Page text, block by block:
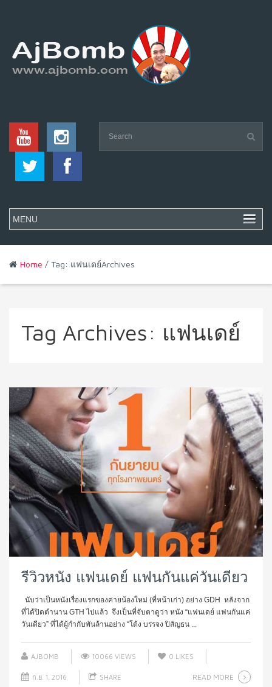
Home / Tag: แฟนเดย์Archives
Tag Archives: แฟนเดย์
รีวิวหนัง แฟนเดย์ แฟนกันแค่วันเดียว
นับว่าเป็นหนังเรื่องแรกของค่ายน้องใหม่ (ที่หน้าเก่า) อย่าง GDH หลังจาก
ที่ได้ปิดตำนาน GTH ไปแล้ว จึงเป็นที่จับตาดูว่า หนัง “แฟนเดย์ แฟนกันแค่
วันเดียว” ที่ได้ผู้กำกับพันล้านอย่าง “โต้ง บรรจง ปิสัญธน ...
AJBOMB 10066 VIEWS 0 LIKES
ก.ย. 1, 2016 SHARE READ MORE